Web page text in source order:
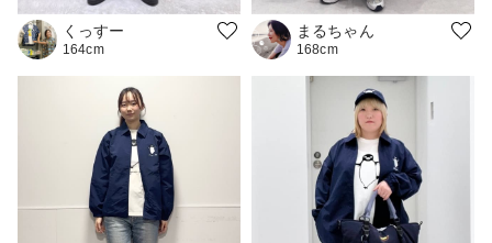
くっすー
164cm
まるちゃん
168cm